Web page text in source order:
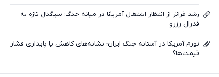
رشد فراتر از انتظار اشتغال آمریکا در میانه جنگ؛ سیگنال تازه به
فدرال رزرو
تورم آمریکا در آستانه جنگ ایران؛ نشانه‌های کاهش یا پایداری فشار
قیمت‌ها؟